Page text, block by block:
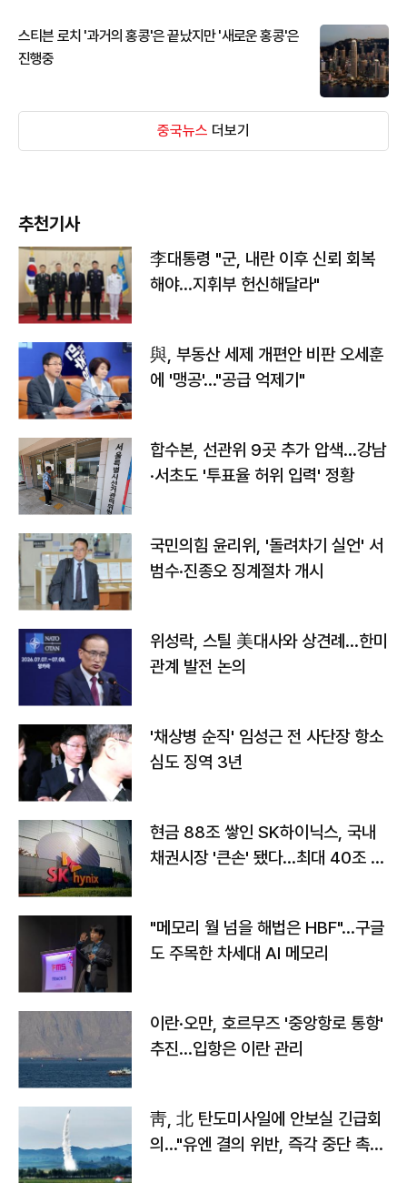
스티븐 로치 '과거의 홍콩'은 끝났지만 '새로운 홍콩'은
진행중
중국뉴스 더보기
추천기사
李대통령 "군, 내란 이후 신뢰 회복
해야…지휘부 헌신해달라"
與, 부동산 세제 개편안 비판 오세훈
에 '맹공'…"공급 억제기"
합수본, 선관위 9곳 추가 압색…강남
·서초도 '투표율 허위 입력' 정황
국민의힘 윤리위, '돌려차기 실언' 서
범수·진종오 징계절차 개시
위성락, 스틸 美대사와 상견례…한미
관계 발전 논의
'채상병 순직' 임성근 전 사단장 항소
심도 징역 3년
현금 88조 쌓인 SK하이닉스, 국내
채권시장 '큰손' 됐다…최대 40조 투
"메모리 월 넘을 해법은 HBF"…구글
도 주목한 차세대 AI 메모리
이란·오만, 호르무즈 '중앙항로 통항'
추진…입항은 이란 관리
靑, 北 탄도미사일에 안보실 긴급회
의…"유엔 결의 위반, 즉각 중단 촉